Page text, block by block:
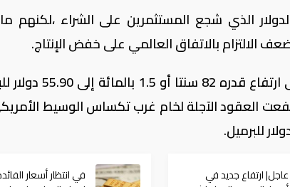
الذي شجع المستثمرين على الشراء ،لكنهم ما
الالتزام بالاتفاق العالمي على خفض الإنتاج.
وجرت تسوية خام القياس العالمي مزيج برنت على ارتفاع
عاجل| ارتفاع جديد في
في انتظار أسعار